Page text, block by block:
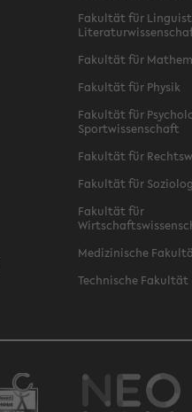
Fakultät für
Fakultät für
Fakultät für Physik
Fakultät für
Sportwissenschaft
Fakultät für
Fakultät für
Fakultät für
Medizinische
Technische Fakultät